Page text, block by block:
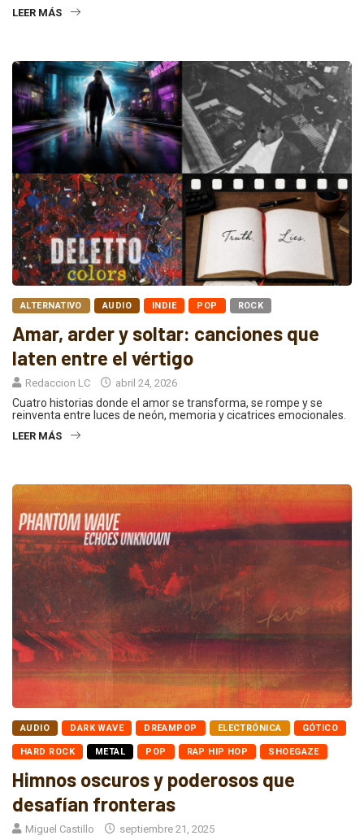
LEER MÁS
ALTERNATIVO AUDIO INDIE POP ROCK
Amar, arder y soltar: canciones que
laten entre el vértigo
Redaccion LC abril 24, 2026
Cuatro historias donde el amor se transforma, se rompe y se
reinventa entre luces de neón, memoria y cicatrices emocionales.
LEER MÁS
AUDIO DARK WAVE DREAMPOP ELECTRÓNICA GÓTICO
HARD ROCK METAL POP RAP HIP HOP SHOEGAZE
Himnos oscuros y poderosos que
desafían fronteras
Miguel Castillo septiembre 21, 2025